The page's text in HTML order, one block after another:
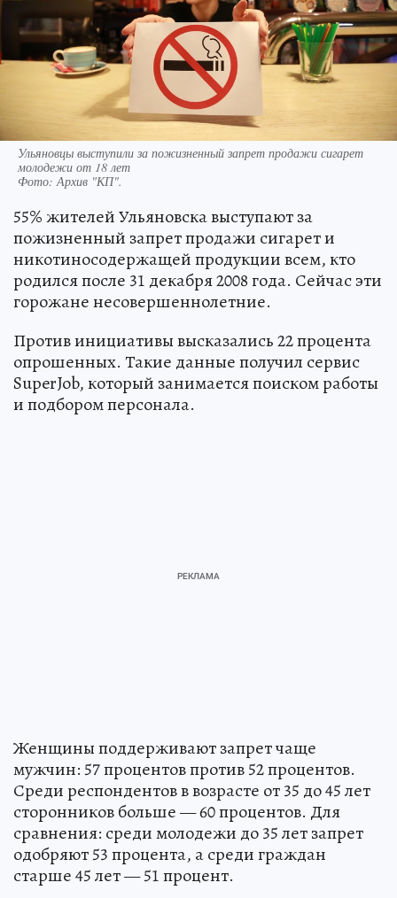
Ульяновцы выступили за пожизненный запрет продажи сигарет
молодежи от 18 лет
Фото: Архив "КП".
55% жителей Ульяновска выступают за
пожизненный запрет продажи сигарет и
никотиносодержащей продукции всем, кто
родился после 31 декабря 2008 года. Сейчас эти
горожане несовершеннолетние.
Против инициативы высказались 22 процента
опрошенных. Такие данные получил сервис
SuperJob, который занимается поиском работы
и подбором персонала.
Женщины поддерживают запрет чаще
мужчин: 57 процентов против 52 процентов.
Среди респондентов в возрасте от 35 до 45 лет
сторонников больше — 60 процентов. Для
сравнения: среди молодежи до 35 лет запрет
одобряют 53 процента, а среди граждан
старше 45 лет — 51 процент.